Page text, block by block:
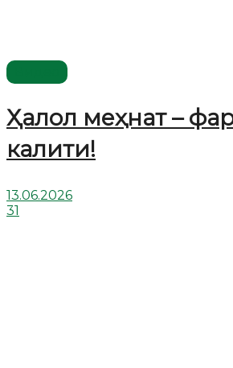
Ҳалол меҳнат –
калити!
13.06.2026
31